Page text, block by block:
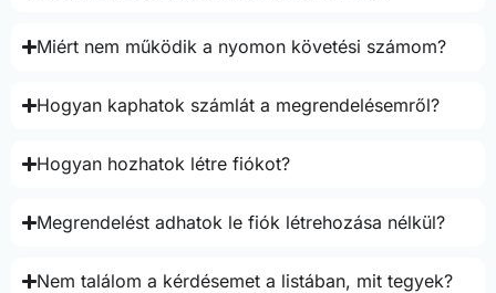
Miért nem működik a nyomon követési számom?
Hogyan kaphatok számlát a megrendelésemről?
Hogyan hozhatok létre fiókot?
Megrendelést adhatok le fiók létrehozása nélkül?
Nem találom a kérdésemet a listában, mit tegyek?